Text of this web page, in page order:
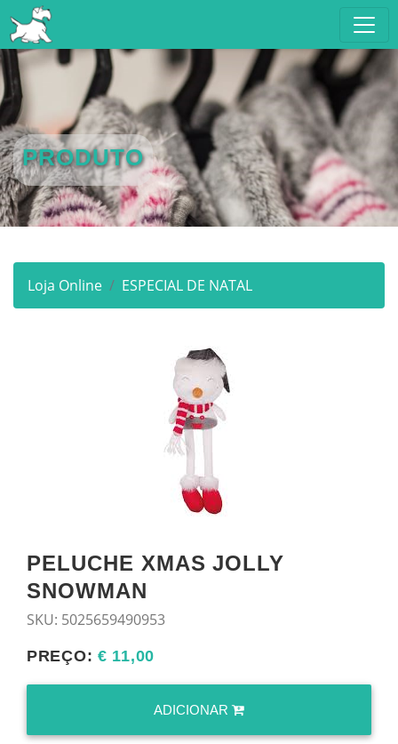
PRODUTO
Loja Online ESPECIAL DE NATAL
PELUCHE XMAS JOLLY
SNOWMAN
SKU: 5025659490953
PREÇO:€ 11,00
ADICIONAR